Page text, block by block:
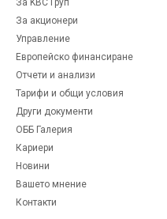
За KBC Груп
За акционери
Управление
Европейско финансиране
Отчети и анализи
Тарифи и общи условия
Други документи
ОББ Галерия
Кариери
Новини
Вашето мнение
Контакти